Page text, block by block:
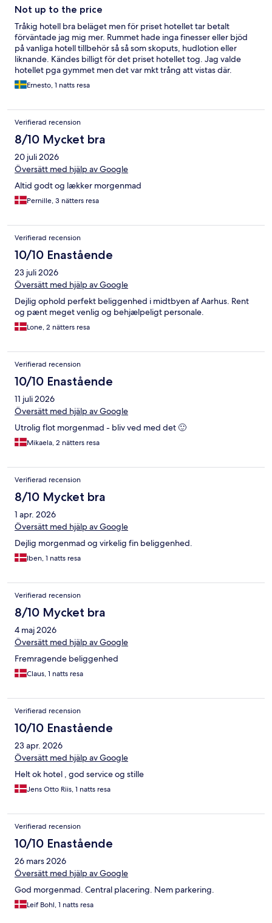
Not up to the price
Tråkig hotell bra beläget men för priset hotellet tar betalt
förväntade jag mig mer. Rummet hade inga finesser eller bjöd
på vanliga hotell tillbehör så så som skoputs, hudlotion eller
liknande. Kändes billigt för det priset hotellet tog. Jag valde
hotellet pga gymmet men det var mkt trång att vistas där.
Frukosten var mkt bra däremot.
Ernesto, 1 natts resa
Verifierad recension
8/10 Mycket bra
20 juli 2026
Översätt med hjälp av Google
Altid godt og lækker morgenmad
Pernille, 3 nätters resa
Verifierad recension
10/10 Enastående
23 juli 2026
Översätt med hjälp av Google
Dejlig ophold perfekt beliggenhed i midtbyen af Aarhus. Rent
og pænt meget venlig og behjælpeligt personale.
Lone, 2 nätters resa
Verifierad recension
10/10 Enastående
11 juli 2026
Översätt med hjälp av Google
Utrolig flot morgenmad - bliv ved med det 🙂
Mikaela, 2 nätters resa
Verifierad recension
8/10 Mycket bra
1 apr. 2026
Översätt med hjälp av Google
Dejlig morgenmad og virkelig fin beliggenhed.
Iben, 1 natts resa
Verifierad recension
8/10 Mycket bra
4 maj 2026
Översätt med hjälp av Google
Fremragende beliggenhed
Claus, 1 natts resa
Verifierad recension
10/10 Enastående
23 apr. 2026
Översätt med hjälp av Google
Helt ok hotel , god service og stille
Jens Otto Riis, 1 natts resa
Verifierad recension
10/10 Enastående
26 mars 2026
Översätt med hjälp av Google
God morgenmad. Central placering. Nem parkering.
Leif Bohl, 1 natts resa